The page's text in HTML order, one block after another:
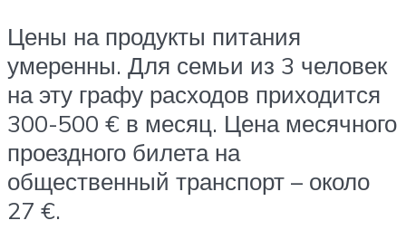
Цены на продукты питания
умеренны. Для семьи из 3 человек
на эту графу расходов приходится
300-500 € в месяц. Цена месячного
проездного билета на
общественный транспорт – около
27 €.